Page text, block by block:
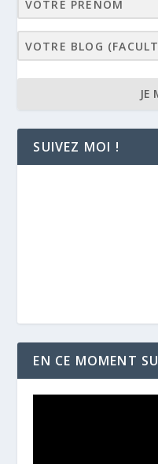
JE
SUIVEZ MOI !
EN CE MOMENT